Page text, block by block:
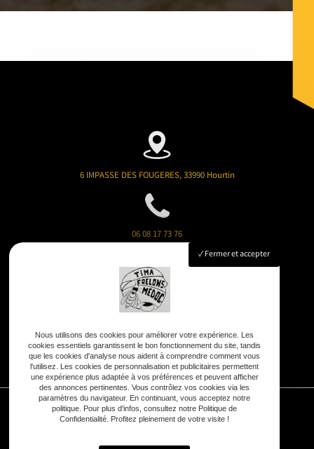
6 IMPASSE DES FOUGERES, 33990 Hourtin
06 08 17 73 76
timafrelonsmedoc@gmail.com
7j/7 :8h - 20h
Fermer et accepter
Nous utilisons des cookies pour améliorer votre expérience. Les
cookies essentiels garantissent le bon fonctionnement du site, tandis
que les cookies d'analyse nous aident à comprendre comment vous
l'utilisez. Les cookies de personnalisation et publicitaires permettent
une expérience plus adaptée à vos préférences et peuvent afficher
des annonces pertinentes. Vous contrôlez vos cookies via les
paramètres du navigateur. En continuant, vous acceptez notre
politique. Pour plus d'infos, consultez notre Politique de
Confidentialité. Profitez pleinement de votre visite !